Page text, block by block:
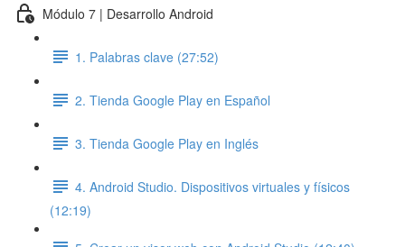
Módulo 7 | Desarrollo Android
1. Palabras clave (27:52)
2. Tienda Google Play en Español
3. Tienda Google Play en Inglés
4. Android Studio. Dispositivos virtuales y físicos
(12:19)